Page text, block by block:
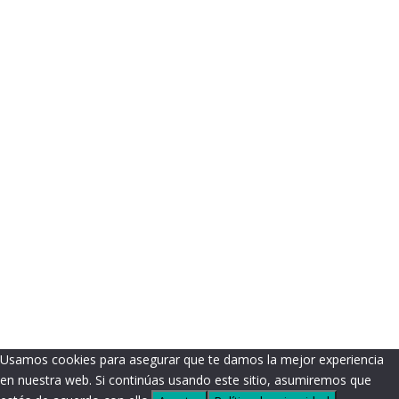
Usamos cookies para asegurar que te damos la mejor experiencia
en nuestra web. Si continúas usando este sitio, asumiremos que